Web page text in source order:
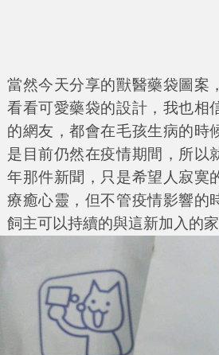
當然今天分享的獸醫藥袋圖案
看看可愛藥袋的設計，我也相
的網友，都會在毛孩生病的時
是目前仍然在疫情期間，所以
年那件新聞，只是希望人寂寞
療癒心靈，但不管疫情影響的
飼主可以持續的與這新加入的